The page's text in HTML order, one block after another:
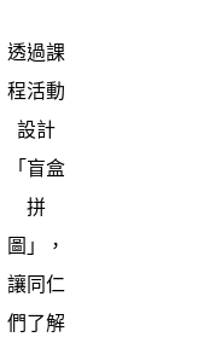
透過課
程活動
設計
「盲盒
拼
圖」，
讓同仁
們了解